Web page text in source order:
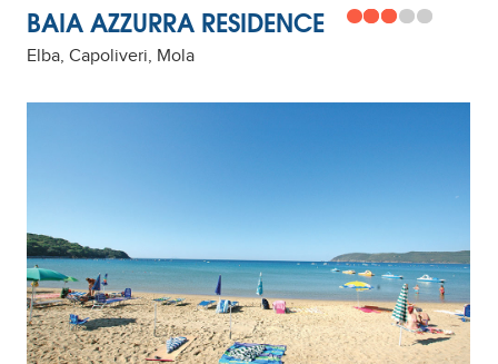
BAIA AZZURRA RESIDENCE
Elba, Capoliveri, Mola